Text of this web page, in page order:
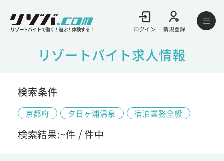
リゾートバイトで働く！遊ぶ！体験する！ ログイン 新規登録
リゾートバイト求人情報
検索条件
京都府 夕日ヶ浦温泉 宿泊業務全般
検索結果:~件 /件中